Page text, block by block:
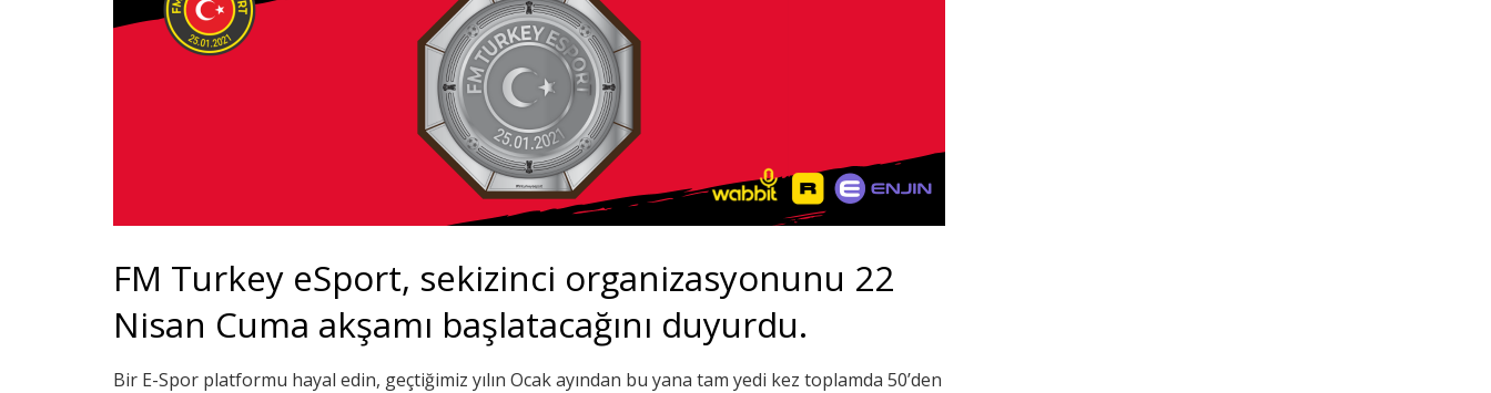
FM Turkey eSport, sekizinci organizasyonunu 22
Nisan Cuma akşamı başlatacağını duyurdu.
Bir E-Spor platformu hayal edin, geçtiğimiz yılın Ocak ayından bu yana tam yedi kez toplamda 50’den